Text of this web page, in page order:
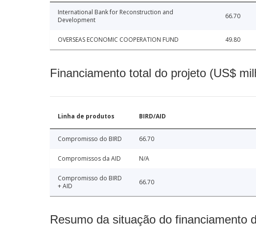
International Bank for Reconstruction and
Development
66.70
OVERSEAS ECONOMIC COOPERATION FUND 49.80
Financiamento total do projeto (US$
Linha de produtos BIRD/AID
Compromisso do BIRD 66.70
Compromissos da AID N/A
Compromisso do BIRD
+ AID
66.70
Resumo da situação do financiamento